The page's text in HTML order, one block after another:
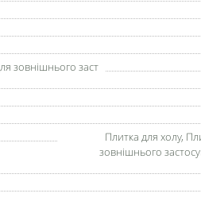
зовнішнього заст
Плитка для холу,
зовнішнього